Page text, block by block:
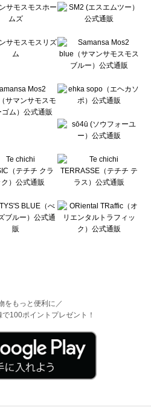
ー一覧
）のストール・マフラー一覧
ール・マフラー一覧
ストール・マフラー一覧
ル・マフラー一覧
をもっと便利に／
100ポイントプレゼント！